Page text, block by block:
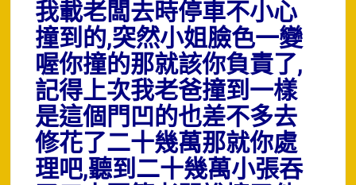
我載老闆去時停車不小心
撞到的,突然小姐臉色一變
喔你撞的那就該你負責了,
記得上次我老爸撞到一樣
是這個門凹的也差不多去
修花了二十幾萬那就你處
理吧,聽到二十幾萬小張吞